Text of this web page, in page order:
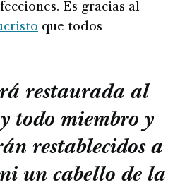
Es gracias al
que todos
restaurada al
todo miembro y
restablecidos a
un cabello de la